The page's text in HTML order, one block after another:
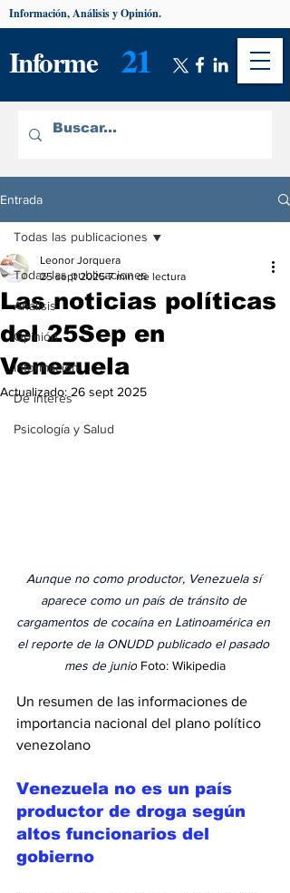
Informe 21
Información, Análisis y Opinión.
Entrada
Todas las publicaciones
Análisis
Opinión
Información
De interés
Psicología y Salud
Todas las publicaciones
Las noticias políticas
del 25Sep en
Venezuela
Leonor Jorquera
25 sept 2025 7 min de lectura
Actualizado: 26 sept 2025
Aunque no como productor, Venezuela sí
aparece como un país de tránsito de
cargamentos de cocaína en Latinoamérica en
el reporte de la ONUDD publicado el pasado
mes de junio Foto: Wikipedia
Un resumen de las informaciones de
importancia nacional del plano político
venezolano
Venezuela no es un país
productor de droga según
altos funcionarios del
gobierno